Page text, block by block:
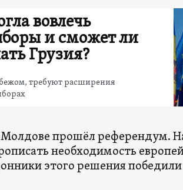
вовлечь
и сможет ли
Грузия?
требуют расширения
прошёл референдум.
необходимость
этого решения